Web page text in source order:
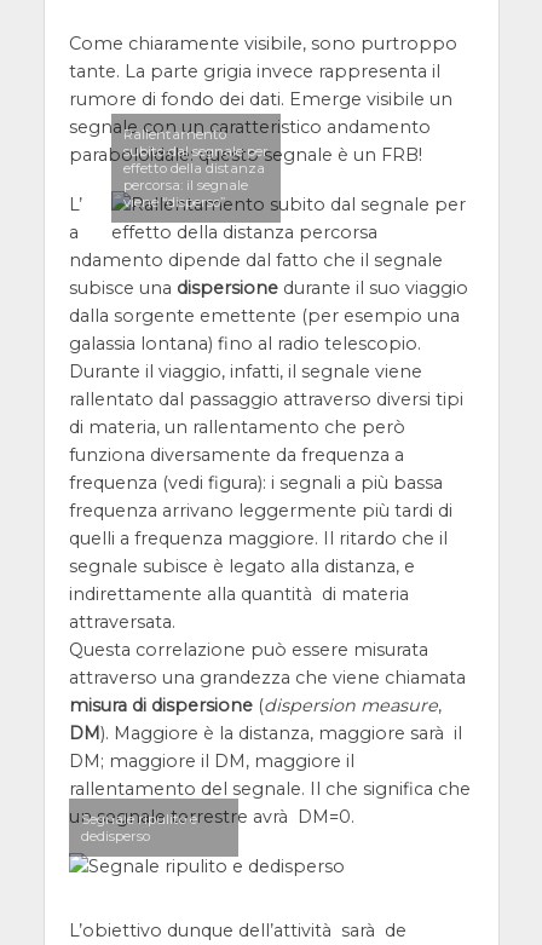
Come chiaramente visibile, sono purtroppo
tante. La parte grigia invece rappresenta il
rumore di fondo dei dati. Emerge visibile un
segnale con un caratteristico andamento
paraboloidale: questo segnale è un FRB!
Rallentamento
subito dal segnale per
effetto della distanza
percorsa: il segnale
viene “disperso”
L’
a
ndamento dipende dal fatto che il segnale
subisce una dispersionedurante il suo viaggio
dalla sorgente emettente (per esempio una
galassia lontana) fino al radio telescopio.
Durante il viaggio, infatti, il segnale viene
rallentato dal passaggio attraverso diversi tipi
di materia, un rallentamento che però
funziona diversamente da frequenza a
frequenza (vedi figura): i segnali a più bassa
frequenza arrivano leggermente più tardi di
quelli a frequenza maggiore. Il ritardo che il
segnale subisce è legato alla distanza, e
indirettamente alla quantità di materia
attraversata.
Questa correlazione può essere misurata
attraverso una grandezza che viene chiamata
misura di dispersione(dispersion measure,
DM). Maggiore è la distanza, maggiore sarà il
DM; maggiore il DM, maggiore il
rallentamento del segnale. Il che significa che
un segnale terrestre avrà DM=0.
Segnale ripulito e
dedisperso
L’obiettivo dunque dell’attività sarà de